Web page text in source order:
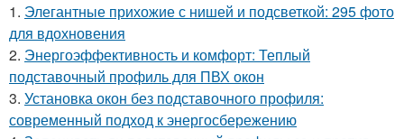
1. Элегантные прихожие с нишей и подсветкой: 295 фото
для вдохновения
2. Энергоэффективность и комфорт: Теплый
подставочный профиль для ПВХ окон
3. Установка окон без подставочного профиля:
современный подход к энергосбережению